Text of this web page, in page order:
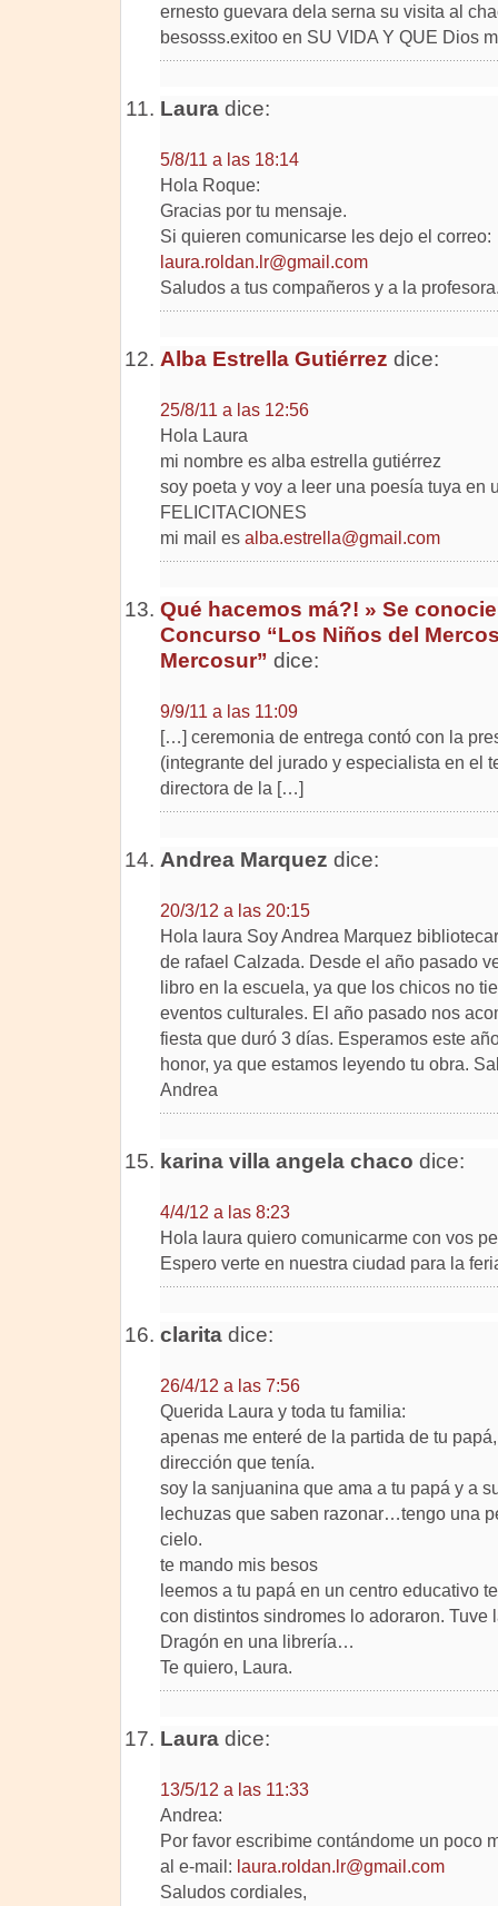
ernesto guevara dela serna su visita al
besosss.exitoo en SU VIDA Y QUE Dios
Lauradice:
5/8/11 a las 18:14
Hola Roque:
Gracias por tu mensaje.
Si quieren comunicarse les dejo el correo:
laura.roldan.lr@gmail.com
Saludos a tus compañeros y a la
Alba Estrella Gutiérrez dice:
25/8/11 a las 12:56
Hola Laura
mi nombre es alba estrella gutiérrez
soy poeta y voy a leer una poesía tuya en
FELICITACIONES
mi mail es alba.estrella@gmail.com
Qué hacemos má?! » Se
Concurso “Los Niños del
Mercosur” dice:
9/9/11 a las 11:09
[…] ceremonia de entrega contó con la
(integrante del jurado y especialista en el
directora de la […]
Andrea Marquez dice:
20/3/12 a las 20:15
Hola laura Soy Andrea Marquez
de rafael Calzada. Desde el año pasado
libro en la escuela, ya que los chicos no
eventos culturales. El año pasado nos
fiesta que duró 3 días. Esperamos este
honor, ya que estamos leyendo tu obra.
Andrea
karina villa angela chaco dice:
4/4/12 a las 8:23
Hola laura quiero comunicarme con vos
Espero verte en nuestra ciudad para la
claritadice:
26/4/12 a las 7:56
Querida Laura y toda tu familia:
apenas me enteré de la partida de tu
dirección que tenía.
soy la sanjuanina que ama a tu papá y a
lechuzas que saben razonar…tengo una
cielo.
te mando mis besos
leemos a tu papá en un centro educativo
con distintos sindromes lo adoraron. Tuve
Dragón en una librería…
Te quiero, Laura.
Lauradice:
13/5/12 a las 11:33
Andrea:
Por favor escribime contándome un poco
al e-mail: laura.roldan.lr@gmail.com
Saludos cordiales,